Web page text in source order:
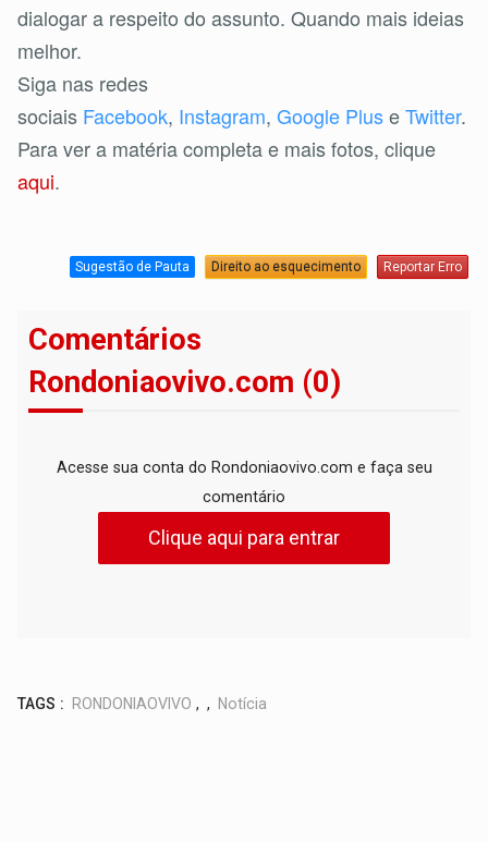
dialogar a respeito do assunto. Quando mais ideias
melhor.
Siga nas redes
sociais Facebook, Instagram, Google PluseTwitter.
Para ver a matéria completa e mais fotos, clique
aqui.
Sugestão de Pauta Direito ao esquecimento Reportar Erro
Comentários
Rondoniaovivo.com (0)
Acesse sua conta do Rondoniaovivo.com e faça seu
comentário
Clique aqui para entrar
TAGS : RONDONIAOVIVO , , Notícia